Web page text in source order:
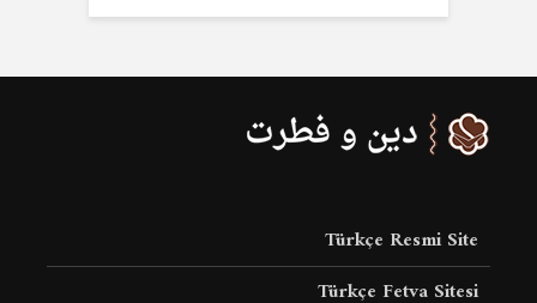
Türkçe Resmi Site
Türkçe Fetva Sitesi